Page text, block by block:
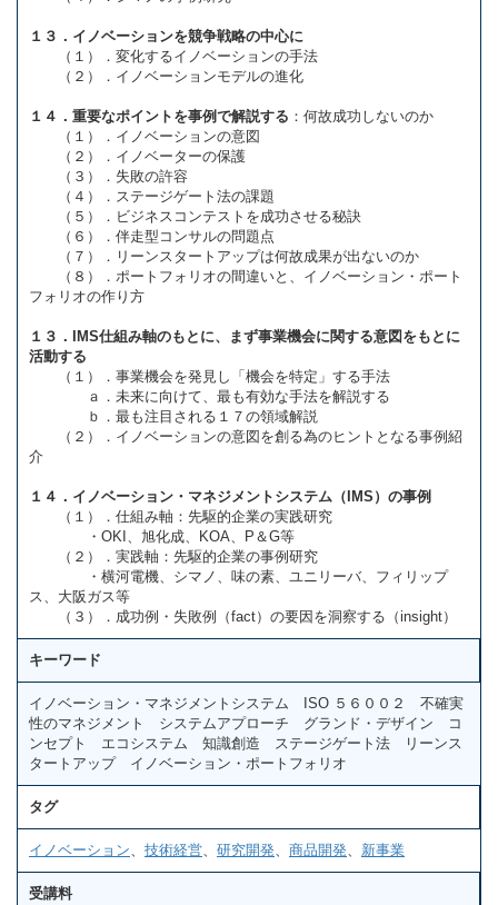
１３．イノベーションを競争戦略の中心に
（１）．変化するイノベーションの手法
（２）．イノベーションモデルの進化
１４．重要なポイントを事例で解説する ：何故成功しないのか
（１）．イノベーションの意図
（２）．イノベーターの保護
（３）．失敗の許容
（４）．ステージゲート法の課題
（５）．ビジネスコンテストを成功させる秘訣
（６）．伴走型コンサルの問題点
（７）．リーンスタートアップは何故成果が出ないのか
（８）．ポートフォリオの間違いと、イノベーション・ポート
フォリオの作り方
１３．IMS仕組み軸のもとに、まず事業機会に関する意図をもとに
活動する
（１）．事業機会を発見し「機会を特定」する手法
ａ．未来に向けて、最も有効な手法を解説する
ｂ．最も注目される１７の領域解説
（２）．イノベーションの意図を創る為のヒントとなる事例紹
介
１４．イノベーション・マネジメントシステム（IMS）の事例
（１）．仕組み軸：先駆的企業の実践研究
・OKI、旭化成、KOA、P＆G等
（２）．実践軸：先駆的企業の事例研究
・横河電機、シマノ、味の素、ユニリーバ、フィリップ
ス、大阪ガス等
（３）．成功例・失敗例（fact）の要因を洞察する（insight）
キーワード
イノベーション・マネジメントシステム ISO ５６００２ 不確実
性のマネジメント システムアプローチ グランド・デザイン コ
ンセプト エコシステム 知識創造 ステージゲート法 リーンス
タートアップ イノベーション・ポートフォリオ
タグ
イノベーション 技術経営 研究開発 商品開発 新事業
受講料